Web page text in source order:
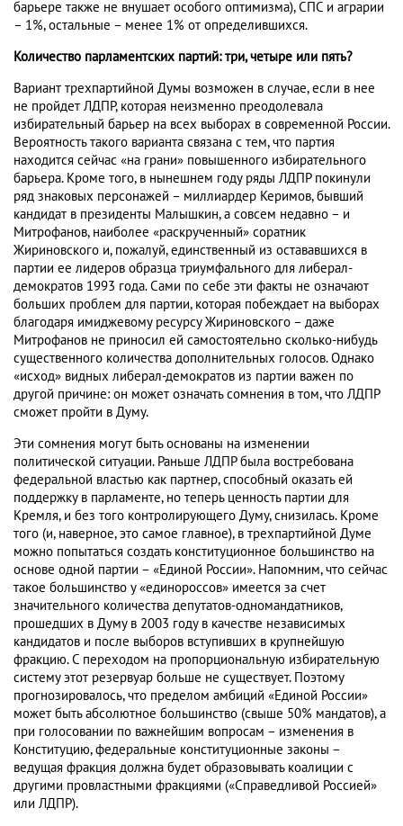
барьере также не внушает особого оптимизма), СПС и аграрии
– 1%, остальные – менее 1% от определившихся.
Количество парламентских партий: три, четыре или пять?
Вариант трехпартийной Думы возможен в случае, если в нее
не пройдет ЛДПР, которая неизменно преодолевала
избирательный барьер на всех выборах в современной России.
Вероятность такого варианта связана с тем, что партия
находится сейчас «на грани» повышенного избирательного
барьера. Кроме того, в нынешнем году ряды ЛДПР покинули
ряд знаковых персонажей – миллиардер Керимов, бывший
кандидат в президенты Малышкин, а совсем недавно – и
Митрофанов, наиболее «раскрученный» соратник
Жириновского и, пожалуй, единственный из остававшихся в
партии ее лидеров образца триумфального для либерал-
демократов 1993 года. Сами по себе эти факты не означают
больших проблем для партии, которая побеждает на выборах
благодаря имиджевому ресурсу Жириновского – даже
Митрофанов не приносил ей самостоятельно сколько-нибудь
существенного количества дополнительных голосов. Однако
«исход» видных либерал-демократов из партии важен по
другой причине: он может означать сомнения в том, что ЛДПР
сможет пройти в Думу.
Эти сомнения могут быть основаны на изменении
политической ситуации. Раньше ЛДПР была востребована
федеральной властью как партнер, способный оказать ей
поддержку в парламенте, но теперь ценность партии для
Кремля, и без того контролирующего Думу, снизилась. Кроме
того (и, наверное, это самое главное), в трехпартийной Думе
можно попытаться создать конституционное большинство на
основе одной партии – «Единой России». Напомним, что сейчас
такое большинство у «единороссов» имеется за счет
значительного количества депутатов-одномандатников,
прошедших в Думу в 2003 году в качестве независимых
кандидатов и после выборов вступивших в крупнейшую
фракцию. С переходом на пропорциональную избирательную
систему этот резервуар больше не существует. Поэтому
прогнозировалось, что пределом амбиций «Единой России»
может быть абсолютное большинство (свыше 50% мандатов), а
при голосовании по важнейшим вопросам – изменения в
Конституцию, федеральные конституционные законы –
ведущая фракция должна будет образовывать коалиции с
другими провластными фракциями («Справедливой Россией»
или ЛДПР).